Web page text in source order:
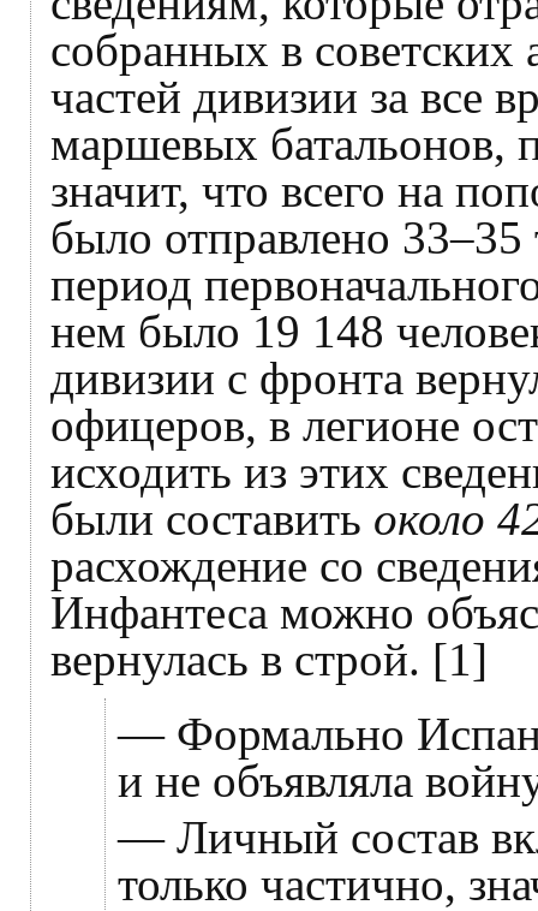
собранных в советских
частей дивизии за все
маршевых батальонов,
значит, что всего на
было отправлено
период
нем было 19 148
дивизии с фронта
офицеров, в легионе
исходить из этих
были составить около
расхождение со
Инфантеса можно
вернулась в строй. [1]
— Формально
и не объявляла
— Личный состав
только частично,